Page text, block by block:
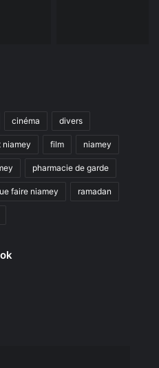
cinéma divers
niamey film niamey
pharmacie de garde
faire niamey ramadan